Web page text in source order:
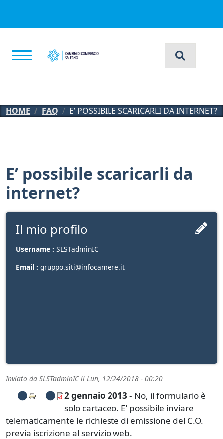
HOME FAQ E’ POSSIBILE SCARICARLI DA INTERNET?
E’ possibile scaricarli da
internet?
Il mio profilo
Username : SLSTadminIC
Email : gruppo.siti@infocamere.it
Inviato da SLSTadminICil Lun, 12/24/2018 - 00:20
2 gennaio 2013 - No, il formulario è
solo cartaceo. E’ possibile inviare
telematicamente le richieste di emissione del C.O.
previa iscrizione al servizio web.